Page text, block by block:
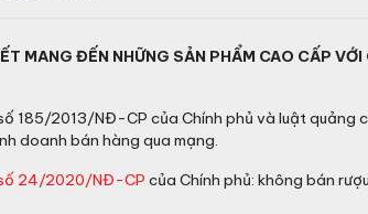
MANG ĐẾN NHỮNG SẢN PHẨM CAO CẤP VỚI
185/2013/NĐ-CP của Chính phủ và luật quảng
doanh bán hàng qua mạng.
24/2020/NĐ-CP của Chính phủ: không bán